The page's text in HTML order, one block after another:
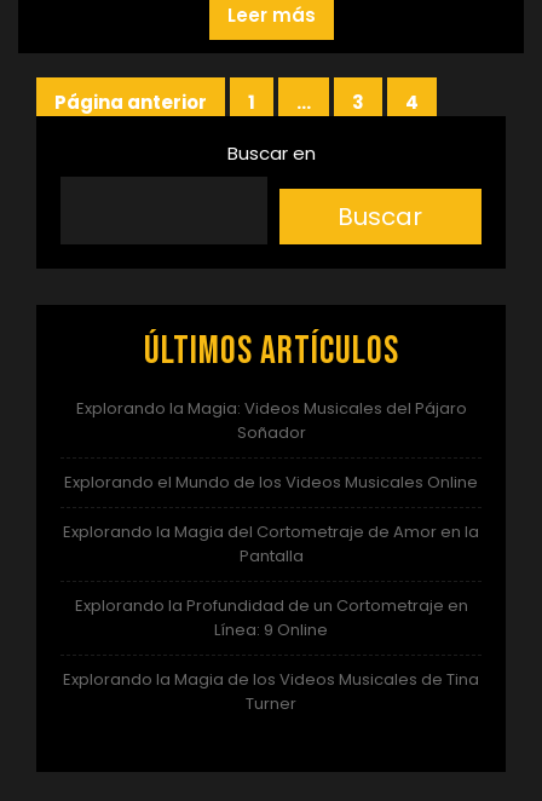
Leer más
Paginación
Página anterior Página
1 … Página
3 Página
4
Buscar en
Buscar
Últimos artículos
Explorando la Magia: Videos Musicales del Pájaro
Soñador
Explorando el Mundo de los Videos Musicales Online
Explorando la Magia del Cortometraje de Amor en la
Pantalla
Explorando la Profundidad de un Cortometraje en
Línea: 9 Online
Explorando la Magia de los Videos Musicales de Tina
Turner